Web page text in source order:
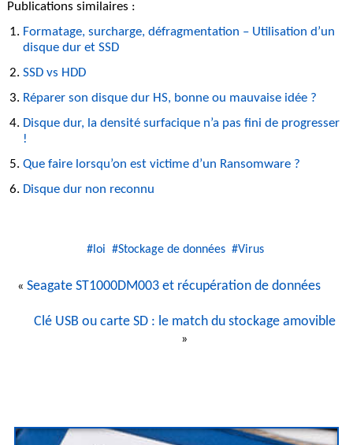
Publications similaires :
Formatage, surcharge, défragmentation – Utilisation d’un
disque dur et SSD
SSD vs HDD
Réparer son disque dur HS, bonne ou mauvaise idée ?
Disque dur, la densité surfacique n’a pas fini de progresser
!
Que faire lorsqu’on est victime d’un Ransomware ?
Disque dur non reconnu
#loi #Stockage de données #Virus
« Seagate ST1000DM003 et récupération de données
Clé USB ou carte SD : le match du stockage amovible
»